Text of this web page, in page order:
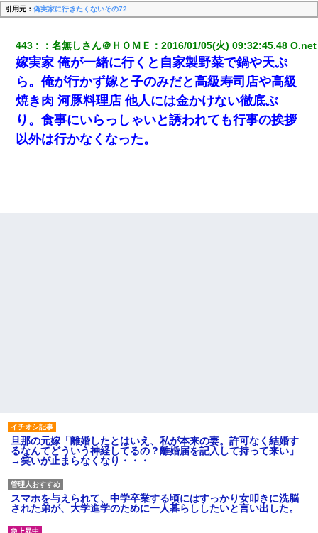
引用元： 偽実家に行きたくないその72
443 ：名無しさん＠ＨＯＭＥ ：2016/01/05(火) 09:32:45.48 O.net
嫁実家 俺が一緒に行くと自家製野菜で鍋や天ぷ
ら。俺が行かず嫁と子のみだと高級寿司店や高級
焼き肉 河豚料理店 他人には金かけない徹底ぶ
り。食事にいらっしゃいと誘われても行事の挨拶
以外は行かなくなった。
旦那の元嫁「離婚したとはいえ、私が本来の妻。許可なく結婚す
るなんてどういう神経してるの？離婚届を記入して持って来い」
→笑いが止まらなくなり・・・
スマホを与えられて、中学卒業する頃にはすっかり女叩きに洗脳
された弟が、大学進学のために一人暮らししたいと言い出した。